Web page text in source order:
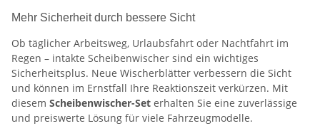
Mehr Sicherheit durch bessere Sicht
Ob täglicher Arbeitsweg, Urlaubsfahrt oder Nachtfahrt im
Regen – intakte Scheibenwischer sind ein wichtiges
Sicherheitsplus. Neue Wischerblätter verbessern die Sicht
und können im Ernstfall Ihre Reaktionszeit verkürzen. Mit
diesem Scheibenwischer-Set erhalten Sie eine zuverlässige
und preiswerte Lösung für viele Fahrzeugmodelle.